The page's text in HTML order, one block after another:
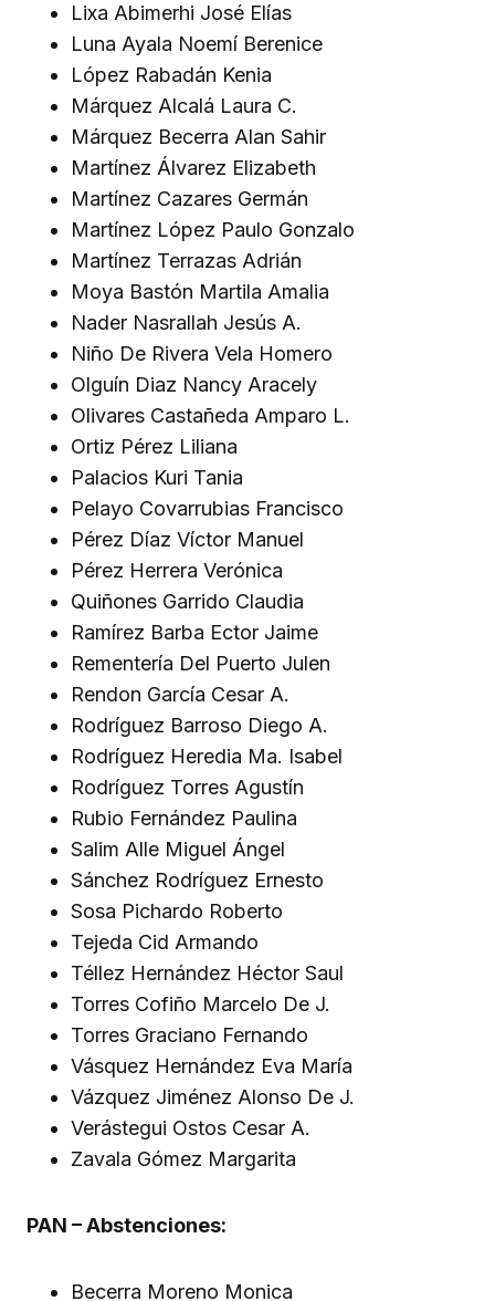
Lixa Abimerhi José Elías
Luna Ayala Noemí Berenice
López Rabadán Kenia
Márquez Alcalá Laura C.
Márquez Becerra Alan Sahir
Martínez Álvarez Elizabeth
Martínez Cazares Germán
Martínez López Paulo Gonzalo
Martínez Terrazas Adrián
Moya Bastón Martila Amalia
Nader Nasrallah Jesús A.
Niño De Rivera Vela Homero
Olguín Diaz Nancy Aracely
Olivares Castañeda Amparo L.
Ortiz Pérez Liliana
Palacios Kuri Tania
Pelayo Covarrubias Francisco
Pérez Díaz Víctor Manuel
Pérez Herrera Verónica
Quiñones Garrido Claudia
Ramírez Barba Ector Jaime
Rementería Del Puerto Julen
Rendon García Cesar A.
Rodríguez Barroso Diego A.
Rodríguez Heredia Ma. Isabel
Rodríguez Torres Agustín
Rubio Fernández Paulina
Salim Alle Miguel Ángel
Sánchez Rodríguez Ernesto
Sosa Pichardo Roberto
Tejeda Cid Armando
Téllez Hernández Héctor Saul
Torres Cofiño Marcelo De J.
Torres Graciano Fernando
Vásquez Hernández Eva María
Vázquez Jiménez Alonso De J.
Verástegui Ostos Cesar A.
Zavala Gómez Margarita
PAN – Abstenciones:
Becerra Moreno Monica